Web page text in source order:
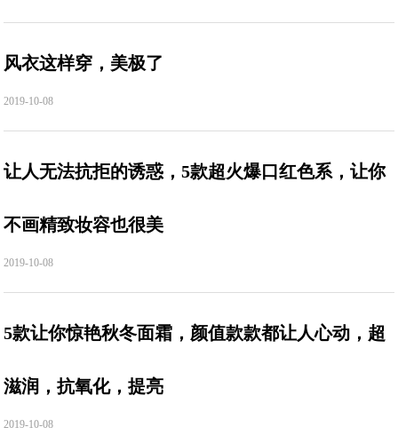
风衣这样穿，美极了
2019-10-08
让人无法抗拒的诱惑，5款超火爆口红色系，让你
不画精致妆容也很美
2019-10-08
5款让你惊艳秋冬面霜，颜值款款都让人心动，超
滋润，抗氧化，提亮
2019-10-08